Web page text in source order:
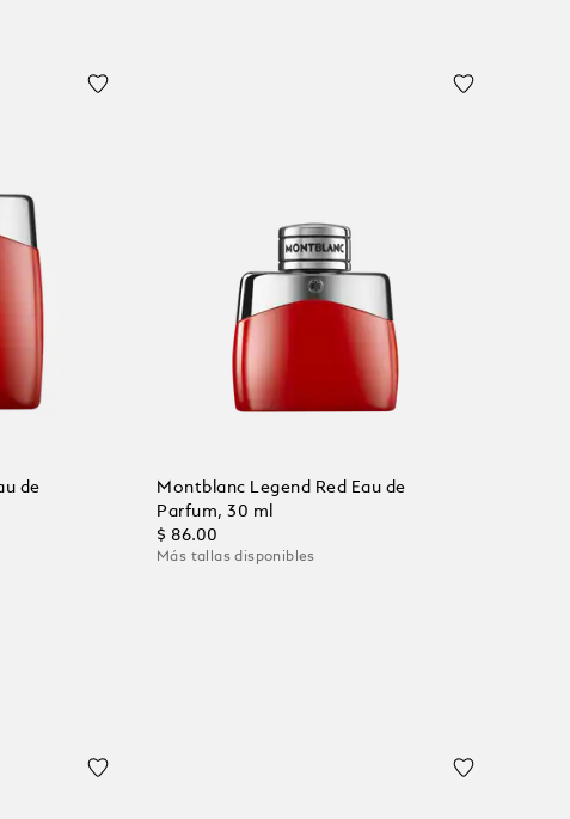
de
Montblanc Legend Red Eau de
Parfum, 30 ml
$ 86.00
Más tallas disponibles